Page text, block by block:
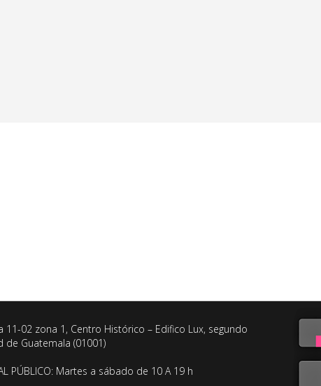
11-02 zona 1, Centro Histórico – Edifico Lux, segundo
de Guatemala (01001)
PÚBLICO: Martes a sábado de 10 A 19 h